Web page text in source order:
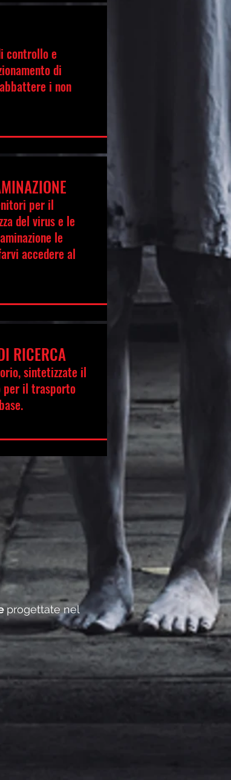
controllo e
di
i non
per il
del virus e le
le
accedere al
RICERCA
sintetizzate il
per il trasporto
progettate nel